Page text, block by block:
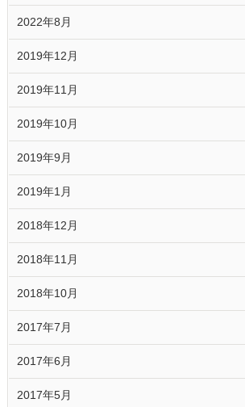
2022年8月
2019年12月
2019年11月
2019年10月
2019年9月
2019年1月
2018年12月
2018年11月
2018年10月
2017年7月
2017年6月
2017年5月